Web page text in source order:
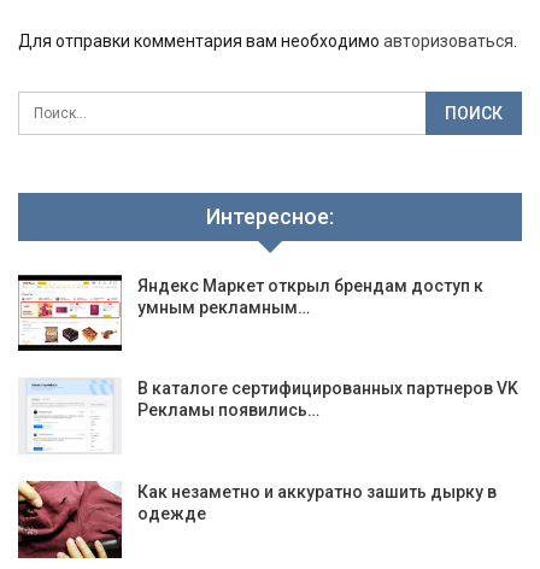
Для отправки комментария вам необходимо авторизоваться
Интересное:
Яндекс Маркет открыл брендам доступ к
умным рекламным…
В каталоге сертифицированных партнеров VK
Рекламы появились…
Как незаметно и аккуратно зашить дырку в
одежде